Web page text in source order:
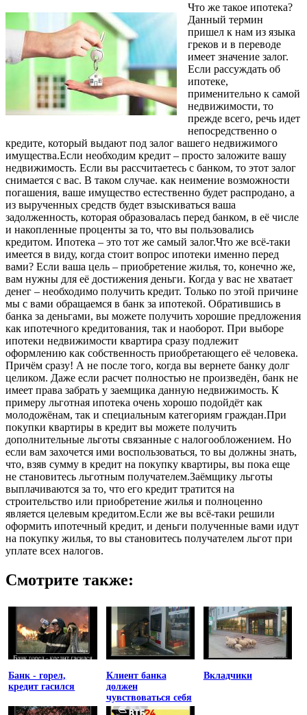
Что же такое ипотека?
Данный термин
пришел к нам из языка
греков и в переводе
имеет значение залог.
Если рассуждать об
ипотеке,
применительно к самой
недвижимости, то
прежде всего, речь идет
непосредственно о
кредите, который выдают под залог вашего недвижимого
имущества.Если необходим кредит – просто заложите вашу
недвижимость. Если вы рассчитаетесь с банком, то этот залог
снимается с вас. В таком случае. как неимение возможности
погашения, ваше имущество естественно будет распродано, а
из вырученных средств будет взыскиваться ваша
задолженность, которая образовалась перед банком, в её числе
и накопленные проценты за то, что вы пользовались
кредитом. Ипотека – это тот же самый залог.Что же всё-таки
имеется в виду, когда стоит вопрос ипотеки именно перед
вами? Если ваша цель – приобретение жилья, то, конечно же,
вам нужны для её достижения деньги. Когда у вас не хватает
денег – необходимо получить кредит. Только по этой причине
мы с вами обращаемся в банк за ипотекой. Обратившись в
банка за деньгами, вы можете получить хорошие предложения
как ипотечного кредитования, так и наоборот. При выборе
ипотеки недвижимости квартира сразу подлежит
оформлению как собственность приобретающего её человека.
Причём сразу! А не после того, когда вы вернете банку долг
целиком. Даже если расчет полностью не произведён, банк не
имеет права забрать у заемщика данную недвижимость. К
примеру льготная ипотека очень хорошо подойдёт как
молодожёнам, так и специальным категориям граждан.При
покупки квартиры в кредит вы можете получить
дополнительные льготы связанные с налогообложением. Но
если вам захочется ими воспользоваться, то вы должны знать,
что, взяв сумму в кредит на покупку квартиры, вы пока еще
не становитесь льготным получателем.Заёмщику льготы
выплачиваются за то, что его кредит тратится на
строительство или приобретение жилья и полноценно
является целевым кредитом.Если же вы всё-таки решили
оформить ипотечный кредит, и деньги полученные вами идут
на покупку жилья, то вы становитесь получателем льгот при
уплате всех налогов.
Смотрите также:
Банк - горел,
кредит гасился
Клиент банка
должен
чувствоваться себя
униженным
Вкладчики